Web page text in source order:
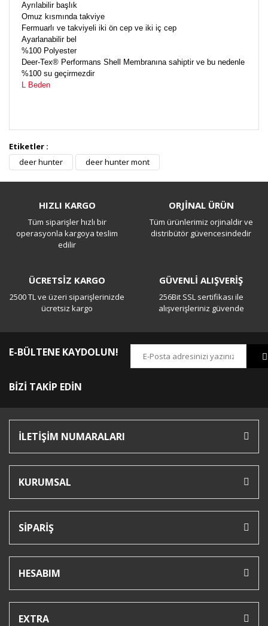
Ayrılabilir başlık
Omuz kısmında takviye
Fermuarlı ve takviyeli iki ön cep ve iki iç cep
Ayarlanabilir bel
%100 Polyester
Deer-Tex® Performans Shell Membranına sahiptir ve bu nedenle
%100 su geçirmezdir
L Beden
Bu ürüne ilk yorumu siz yapın!
Etiketler :
deer hunter
deer hunter mont
HIZLI KARGO
Tüm siparişler hızlı bir
operasyonla kargoya teslim
edilir
ORJİNAL ÜRÜN
Tüm ürünlerimiz orjinaldir ve
distribütör güvencesindedir
ÜCRETSİZ KARGO
2500 TL ve üzeri siparişlerinizde
ücretsiz kargo
GÜVENLİ ALIŞVERİŞ
256Bit SSL sertifikası ile
alışverişleriniz güvende
E-BÜLTENE KAYDOLUN!
BİZİ TAKİP EDİN
İLETİŞİM NUMARALARI
KURUMSAL
SİPARİŞ
HESABIM
EXTRA